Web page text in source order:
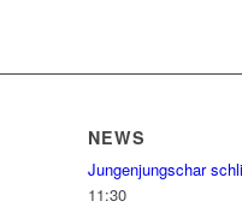
NEWS
Jungenjungschar
11:30